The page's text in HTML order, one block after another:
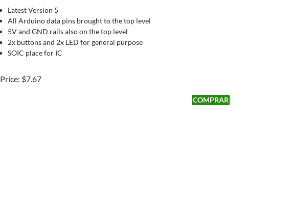
Latest Version 5
All Arduino data pins brought to the top level
5V and GND rails also on the top level
2x buttons and 2x LED for general purpose
SOIC place for IC
Price: $7.67